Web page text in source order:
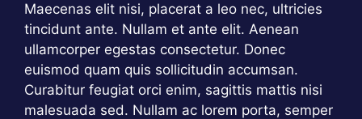
Maecenas elit nisi, placerat a leo nec, ultricies
tincidunt ante. Nullam et ante elit. Aenean
ullamcorper egestas consectetur. Donec
euismod quam quis sollicitudin accumsan.
Curabitur feugiat orci enim, sagittis mattis nisi
malesuada sed. Nullam ac lorem porta, semper